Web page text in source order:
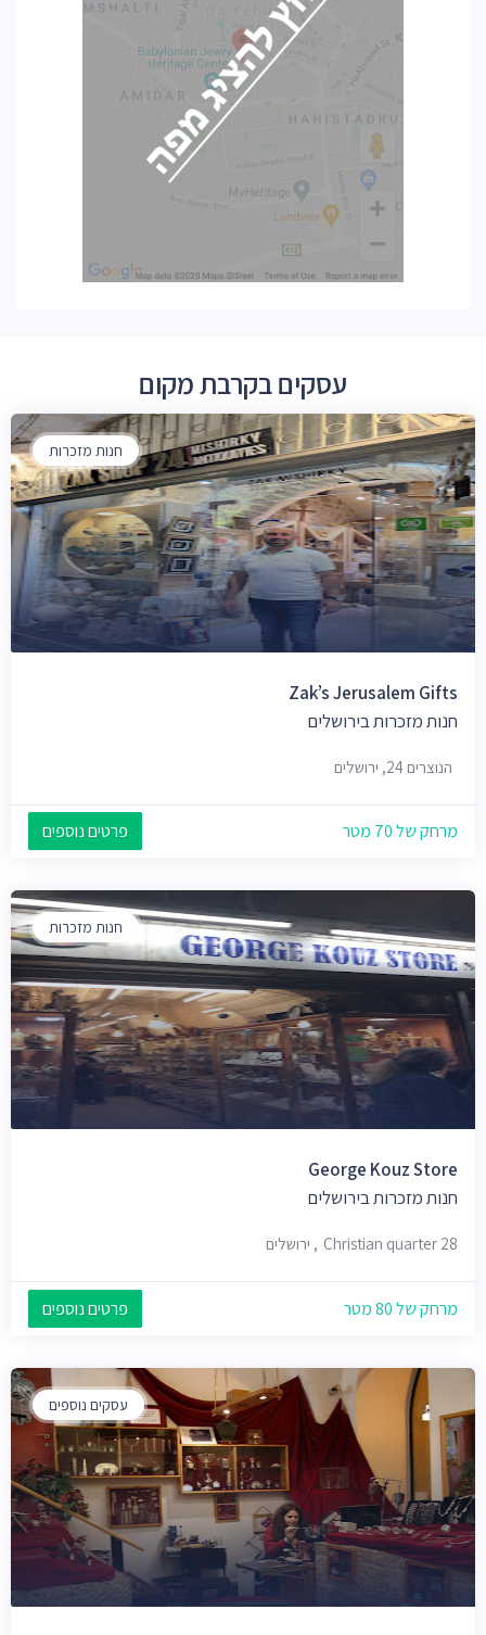
עסקים בקרבת מקום
חנות מזכרות
Zak’s Jerusalem Gifts
חנות מזכרות בירושלים
הנוצרים 24, ירושלים
מרחק של 70 מטר פרטים נוספים
חנות מזכרות
George Kouz Store
חנות מזכרות בירושלים
Christian quarter 28, ירושלים
מרחק של 80 מטר פרטים נוספים
עסקים נוספים